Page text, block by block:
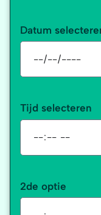
Datum
Tijd selecteren
2de optie